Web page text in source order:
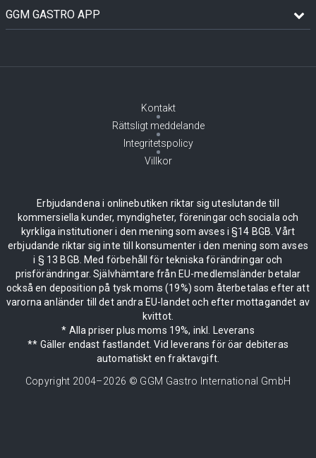
GGM GASTRO APP
Kontakt
Rättsligt meddelande
Integritetspolicy
Villkor
Erbjudandena i onlinebutiken riktar sig uteslutande till
kommersiella kunder, myndigheter, föreningar och sociala och
kyrkliga institutioner i den mening som avses i §14 BGB. Vårt
erbjudande riktar sig inte till konsumenter i den mening som avses
i § 13 BGB. Med förbehåll för tekniska förändringar och
prisförändringar. Självhämtare från EU-medlemsländer betalar
också en deposition på tysk moms (19%) som återbetalas efter att
varorna anländer till det andra EU-landet och efter mottagandet av
kvittot.
* Alla priser plus moms 19%, inkl. Leverans
** Gäller endast fastlandet. Vid leverans för öar debiteras
automatiskt en fraktavgift.
Copyright 2004–2026 © GGM Gastro International GmbH